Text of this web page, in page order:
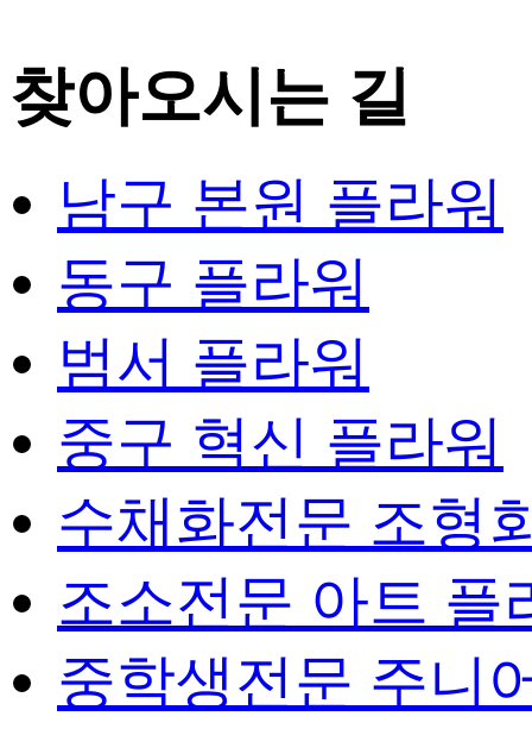
찾아오시는 길
남구 본원 플라워
동구 플라워
범서 플라워
중구 혁신 플라워
수채화전문 조형
조소전문 아트 플
중학생전문 주니